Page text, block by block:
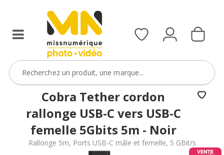
Cobra Tether cordon
rallonge USB-C vers USB-C
femelle 5Gbits 5m - Noir
Rallonge 5m, Ports USB-C mâle et femelle, 5 GBit/s